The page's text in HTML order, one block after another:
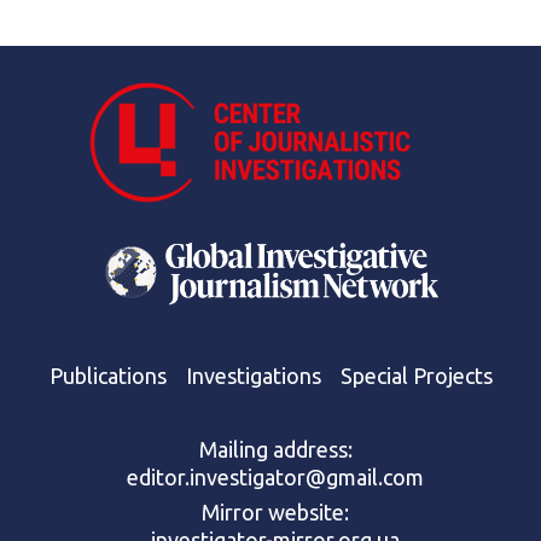
Publications Investigations Special Projects
Mailing address:
editor.investigator@gmail.com
Mirror website: